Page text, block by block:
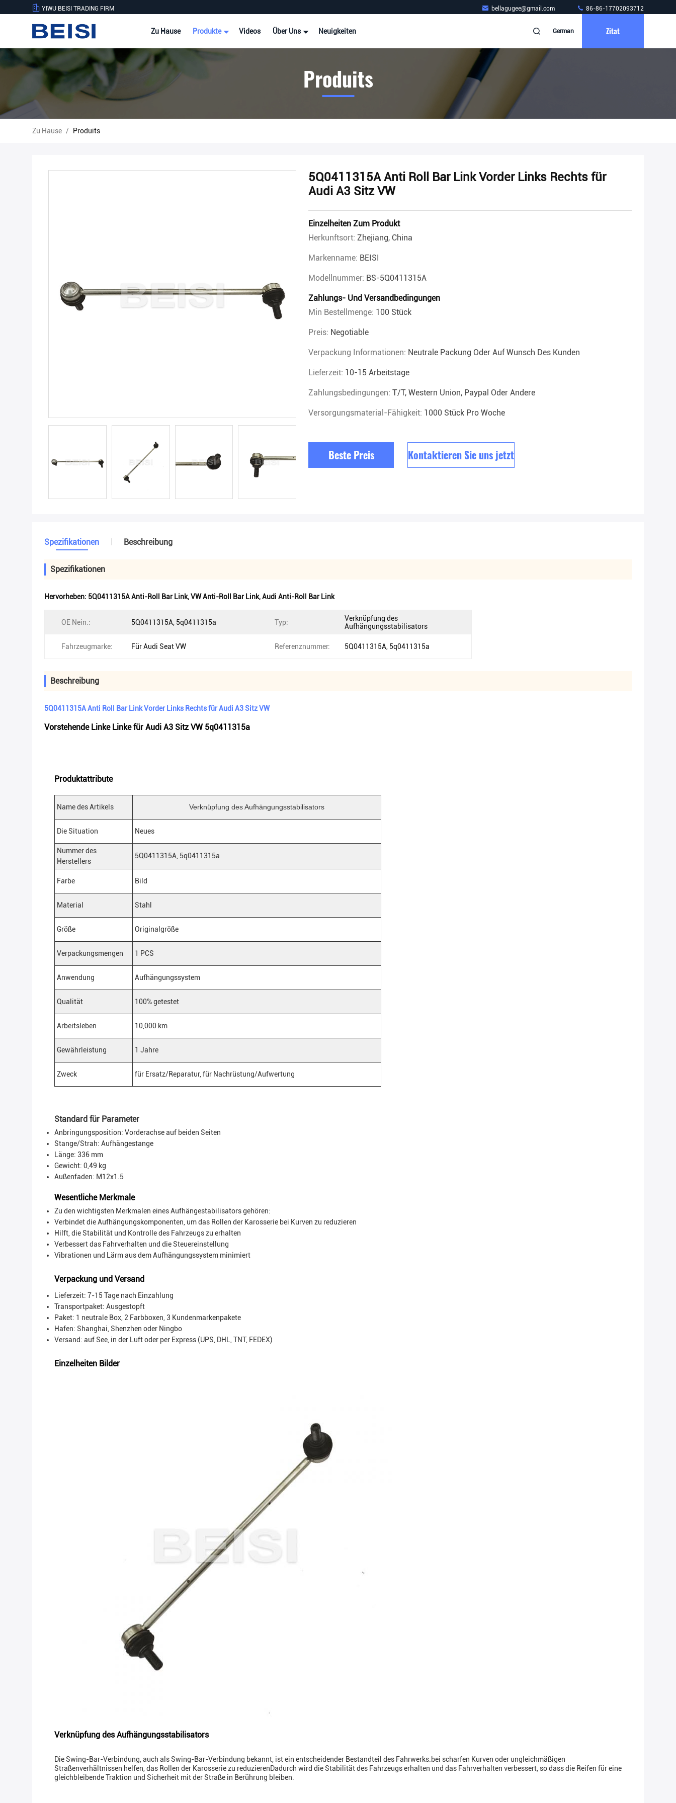
YIWU BEISI TRADING FIRM bellagugee@gmail.com 86-86-17702093712
Zu Hause Produkte Videos Über Uns Neuigkeiten German Zitat
Produits
Zu Hause / Produits
5Q0411315A Anti Roll Bar Link Vorder Links Rechts für
Audi A3 Sitz VW
Einzelheiten Zum Produkt
Herkunftsort: Zhejiang, China
Markenname: BEISI
Modellnummer: BS-5Q0411315A
Zahlungs- Und Versandbedingungen
Min Bestellmenge: 100 Stück
Preis: Negotiable
Verpackung Informationen: Neutrale Packung Oder Auf Wunsch Des Kunden
Lieferzeit: 10-15 Arbeitstage
Zahlungsbedingungen: T/T, Western Union, Paypal Oder Andere
Versorgungsmaterial-Fähigkeit: 1000 Stück Pro Woche
Beste Preis Kontaktieren Sie uns jetzt
Spezifikationen Beschreibung
Spezifikationen
Hervorheben: 5Q0411315A Anti-Roll Bar Link,VW Anti-Roll Bar Link,Audi Anti-Roll Bar Link
OE Nein.: 5Q0411315A, 5q0411315a Typ:
Verknüpfung des
Aufhängungsstabilisators
Fahrzeugmarke: Für Audi Seat VW Referenznummer: 5Q0411315A, 5q0411315a
Beschreibung
5Q0411315A Anti Roll Bar Link Vorder Links Rechts für Audi A3 Sitz VW
Vorstehende Linke Linke für Audi A3 Sitz VW 5q0411315a
Produktattribute
Name des Artikels Verknüpfung des Aufhängungsstabilisators
Die Situation Neues
Nummer des
Herstellers
5Q0411315A, 5q0411315a
Farbe Bild
Material Stahl
Größe Originalgröße
Verpackungsmengen 1 PCS
Anwendung Aufhängungssystem
Qualität 100% getestet
Arbeitsleben 10,000 km
Gewährleistung 1 Jahre
Zweck für Ersatz/Reparatur, für Nachrüstung/Aufwertung
Standard für Parameter
Anbringungsposition: Vorderachse auf beiden Seiten
Stange/Strah: Aufhängestange
Länge: 336 mm
Gewicht: 0,49 kg
Außenfaden: M12x1.5
Wesentliche Merkmale
Zu den wichtigsten Merkmalen eines Aufhängestabilisators gehören:
Verbindet die Aufhängungskomponenten, um das Rollen der Karosserie bei Kurven zu reduzieren
Hilft, die Stabilität und Kontrolle des Fahrzeugs zu erhalten
Verbessert das Fahrverhalten und die Steuereinstellung
Vibrationen und Lärm aus dem Aufhängungssystem minimiert
Verpackung und Versand
Lieferzeit: 7-15 Tage nach Einzahlung
Transportpaket: Ausgestopft
Paket: 1 neutrale Box, 2 Farbboxen, 3 Kundenmarkenpakete
Hafen: Shanghai, Shenzhen oder Ningbo
Versand: auf See, in der Luft oder per Express (UPS, DHL, TNT, FEDEX)
Einzelheiten Bilder
Verknüpfung des Aufhängungsstabilisators
Die Swing-Bar-Verbindung, auch als Swing-Bar-Verbindung bekannt, ist ein entscheidender Bestandteil des Fahrwerks.bei scharfen Kurven oder ungleichmäßigen
Straßenverhältnissen helfen, das Rollen der Karosserie zu reduzierenDadurch wird die Stabilität des Fahrzeugs erhalten und das Fahrverhalten verbessert, so dass die Reifen für eine
gleichbleibende Traktion und Sicherheit mit der Straße in Berührung bleiben.